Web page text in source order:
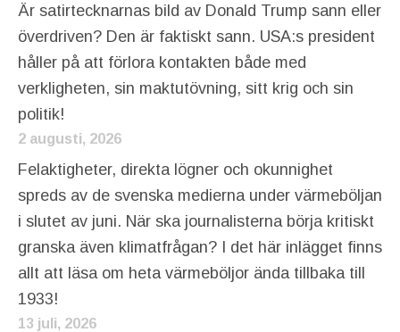
Är satirtecknarnas bild av Donald Trump sann eller
överdriven? Den är faktiskt sann. USA:s president
håller på att förlora kontakten både med
verkligheten, sin maktutövning, sitt krig och sin
politik!
2 augusti, 2026
Felaktigheter, direkta lögner och okunnighet
spreds av de svenska medierna under värmeböljan
i slutet av juni. När ska journalisterna börja kritiskt
granska även klimatfrågan? I det här inlägget finns
allt att läsa om heta värmeböljor ända tillbaka till
1933!
13 juli, 2026